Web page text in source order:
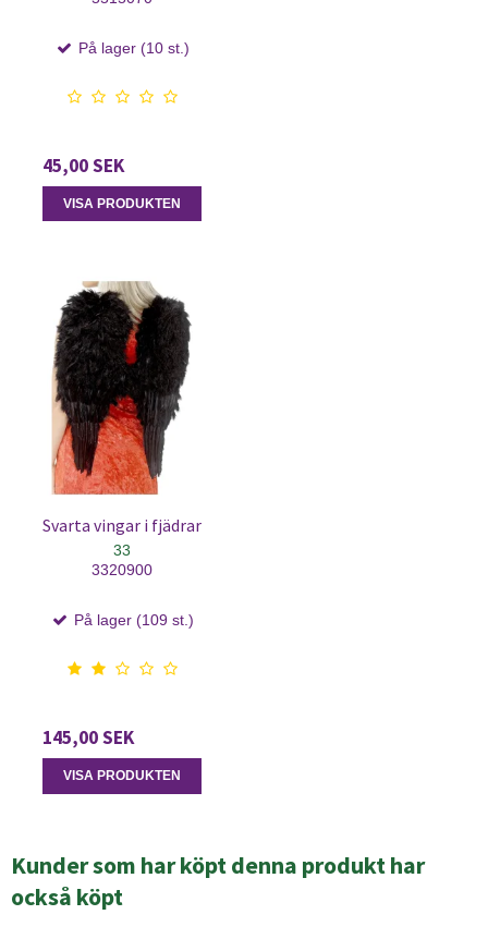
På lager (10 st.)
45,00 SEK
VISA PRODUKTEN
Svarta vingar i fjädrar
33
3320900
På lager (109 st.)
145,00 SEK
VISA PRODUKTEN
Kunder som har köpt denna produkt har
också köpt